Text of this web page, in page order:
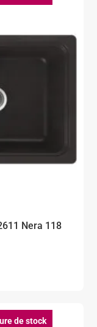
Nera 118
de stock